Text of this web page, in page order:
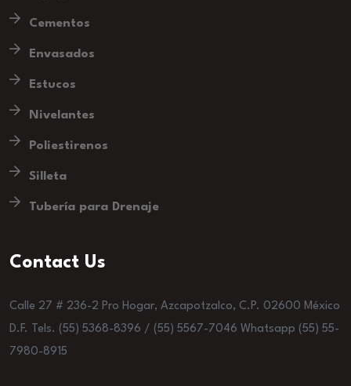
Cementos
Envasados
Estucos
Nivelantes
Poliestirenos
Silleta
Tubería para Drenaje
Contact Us
Calle 27 # 236-2 Pro Hogar, Azcapotzalco, C.P. 02600 México
D.F. Tels. (55) 5368-8396 / (55) 5567-7046 Whatsapp (55) 55-
7980-8915